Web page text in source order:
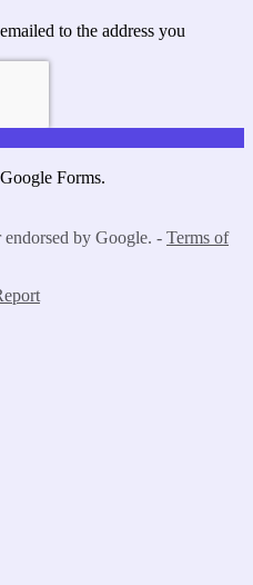
to the address you
Forms.
endorsed by Google. - Terms of